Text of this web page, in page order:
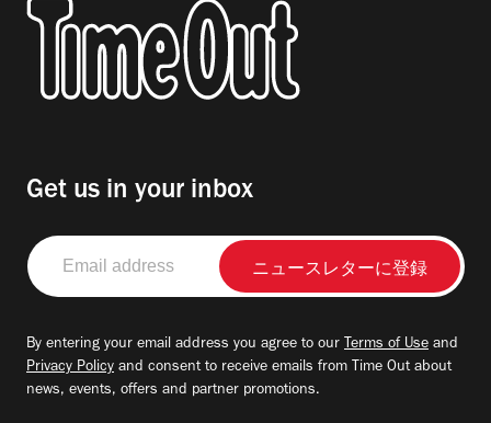
Get us in your inbox
Email
address
By entering your email address you agree to our Terms of Use and
Privacy Policy and consent to receive emails from Time Out about
news, events, offers and partner promotions.